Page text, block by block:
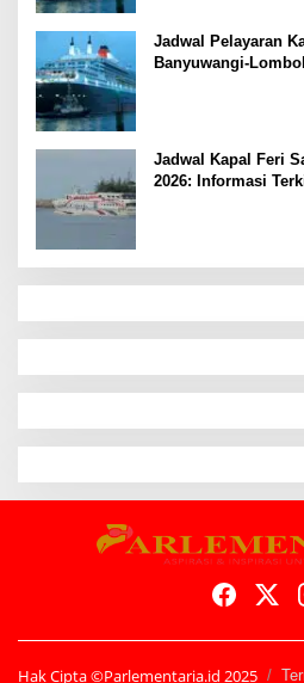
Jadwal Pelayaran
Banyuwangi-
Jadwal Kapal Feri
2026: Informasi
Hak Cipta ©Parlementaria.id 2025